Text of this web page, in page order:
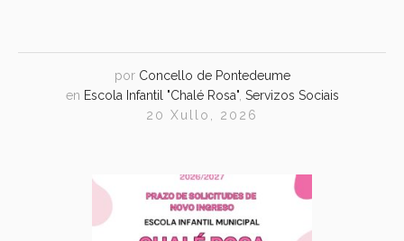
por Concello de Pontedeume
en Escola Infantil "Chalé Rosa", Servizos Sociais
20 Xullo, 2026